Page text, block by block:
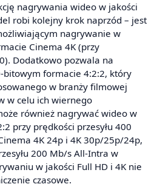
nagrywania wideo w jakości
robi kolejny krok naprzód – jest
nagrywanie w
Cinema 4K (przy
Dodatkowo pozwala na
formacie 4:2:2, który
w branży filmowej
w celu ich wiernego
również nagrywać wideo w
przy prędkości przesyłu 400
4K 24p i 4K 30p/25p/24p,
200 Mb/s All-Intra w
w jakości Full HD i 4K nie
czasowe.